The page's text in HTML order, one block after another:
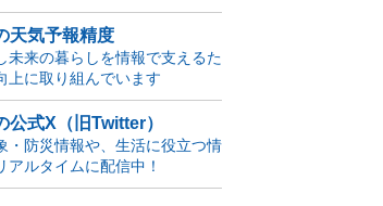
天気予報精度
未来の暮らしを情報で支えるた
上に取り組んでいます
公式X（旧Twitter）
・防災情報や、生活に役立つ情
アルタイムに配信中！